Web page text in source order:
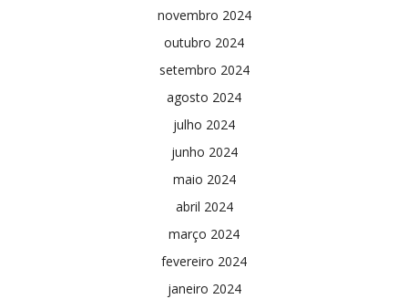
novembro 2024
outubro 2024
setembro 2024
agosto 2024
julho 2024
junho 2024
maio 2024
abril 2024
março 2024
fevereiro 2024
janeiro 2024